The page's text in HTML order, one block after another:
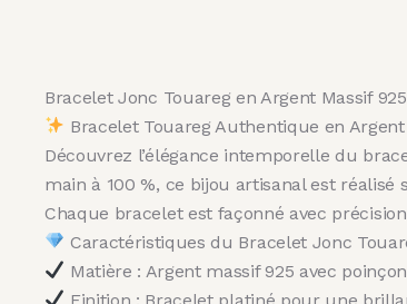
Bracelet Jonc Touareg en Argent Massif
Bracelet Touareg Authentique en
Découvrez l’élégance intemporelle du
main à 100 %, ce bijou artisanal est
Chaque bracelet est façonné avec
Caractéristiques du Bracelet Jonc
Matière : Argent massif 925 avec